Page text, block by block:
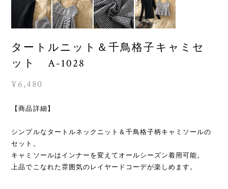
タートルニット＆千鳥格子キャミセ
ット A-1028
¥6,480
【商品詳細】
シンプルなタートルネックニット＆千鳥格子柄キャミソールの
セット。
キャミソールはインナーを変えてオールシーズン着用可能。
上品でこなれた雰囲気のレイヤードコーデが楽しめます。